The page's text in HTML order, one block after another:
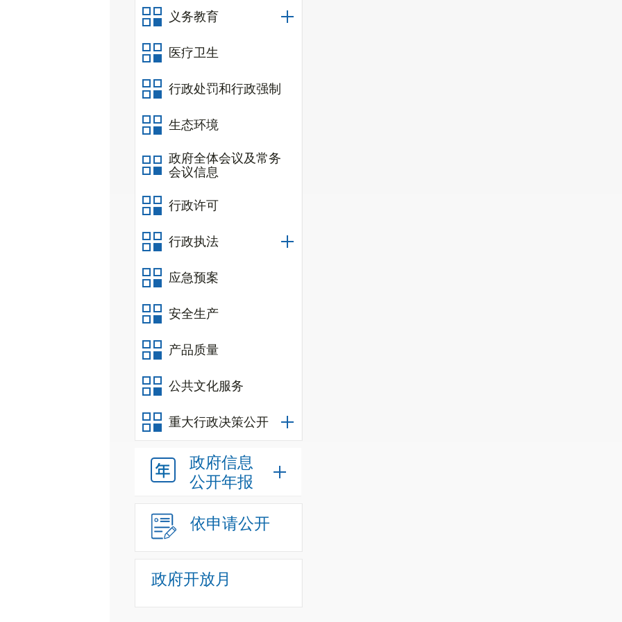
义务教育
医疗卫生
行政处罚和行政强制
生态环境
政府全体会议及常务
会议信息
行政许可
行政执法
应急预案
安全生产
产品质量
公共文化服务
重大行政决策公开
政府信息
公开年报
依申请公开
政府开放月